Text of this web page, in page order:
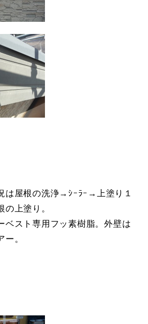
は屋根の洗浄→ｼｰﾗｰ→上塗り１
の上塗り。
ベスト専用フッ素樹脂。外壁は
ー。